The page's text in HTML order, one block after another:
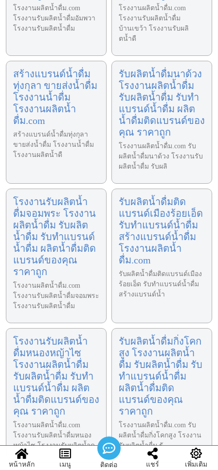
โรงงานผลิตน้ำดื่ม.com
โรงงานรับผลิตน้ำดื่มอัมพวา
โรงงานรับผลิตน้ำดื่ม
โรงงานผลิตน้ำดื่ม.com
โรงงานรับผลิตน้ำดื่ม
บ้านเขว้า โรงงานรับผลิ
ตน้ำดื
สร้างแบรนด์น้ำดื่ม
ทุ่งกุลา ขายส่งน้ำดื่ม
โรงงานน้ำดื่ม
โรงงานผลิตน้ำ
ดื่ม.com
สร้างแบรนด์น้ำดื่มทุ่งกุลา
ขายส่งน้ำดื่ม โรงงานน้ำดื่ม
โรงงานผลิตน้ำดื
รับผลิตน้ำดื่มนาด้วง
โรงงานผลิตน้ำดื่ม
รับผลิตน้ำดื่ม รับทำ
แบรนด์น้ำดื่ม ผลิต
น้ำดื่มติดแบรนด์ของ
คุณ ราคาถูก
โรงงานผลิตน้ำดื่ม.com รับ
ผลิตน้ำดื่มนาด้วง โรงงานรับ
ผลิตน้ำดื่ม รับผลิ
โรงงานรับผลิตน้ำ
ดื่มจอมพระ โรงงาน
ผลิตน้ำดื่ม รับผลิต
น้ำดื่ม รับทำแบรนด์
น้ำดื่ม ผลิตน้ำดื่มติด
แบรนด์ของคุณ
ราคาถูก
โรงงานผลิตน้ำดื่ม.com
โรงงานรับผลิตน้ำดื่มจอมพระ
โรงงานรับผลิตน้ำดื่ม
รับผลิตน้ำดื่มติด
แบรนด์เมืองร้อยเอ็ด
รับทำแบรนด์น้ำดื่ม
สร้างแบรนด์น้ำดื่ม
โรงงานผลิตน้ำ
ดื่ม.com
รับผลิตน้ำดื่มติดแบรนด์เมือง
ร้อยเอ็ด รับทำแบรนด์น้ำดื่ม
สร้างแบรนด์น้ำ
โรงงานรับผลิตน้ำ
ดื่มหนองหญ้าไซ
โรงงานผลิตน้ำดื่ม
รับผลิตน้ำดื่ม รับทำ
แบรนด์น้ำดื่ม ผลิต
น้ำดื่มติดแบรนด์ของ
คุณ ราคาถูก
โรงงานผลิตน้ำดื่ม.com
โรงงานรับผลิตน้ำดื่มหนอง
หญ้าไซ โรงงานรับผลิตน้ำด
รับผลิตน้ำดื่มกิ่งโคก
สูง โรงงานผลิตน้ำ
ดื่ม รับผลิตน้ำดื่ม รับ
ทำแบรนด์น้ำดื่ม
ผลิตน้ำดื่มติด
แบรนด์ของคุณ
ราคาถูก
โรงงานผลิตน้ำดื่ม.com รับ
ผลิตน้ำดื่มกิ่งโคกสูง โรงงาน
รับผลิตน้ำดื่ม รั
หน้าหลัก เมนู ติดต่อ แชร์ เพิ่มเติม